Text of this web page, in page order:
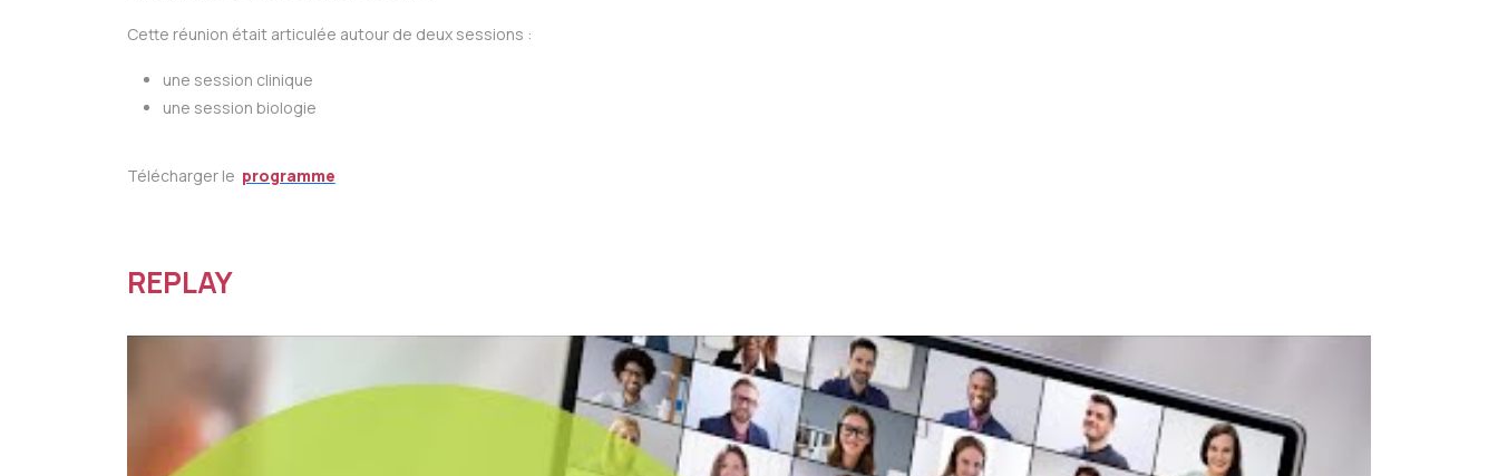
Cette réunion était articulée autour de deux sessions :
une session clinique
une session biologie
Télécharger le programme
REPLAY